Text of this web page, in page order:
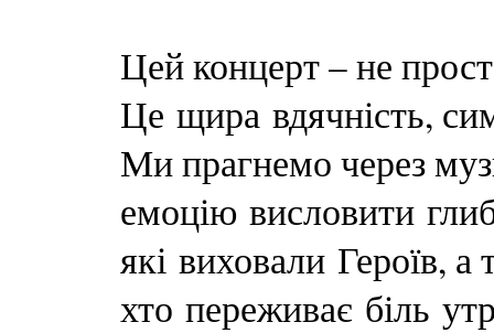
Цей концерт – не
Це щира вдячність,
Ми прагнемо через
емоцію висловити
які виховали Героїв, а
хто переживає біль